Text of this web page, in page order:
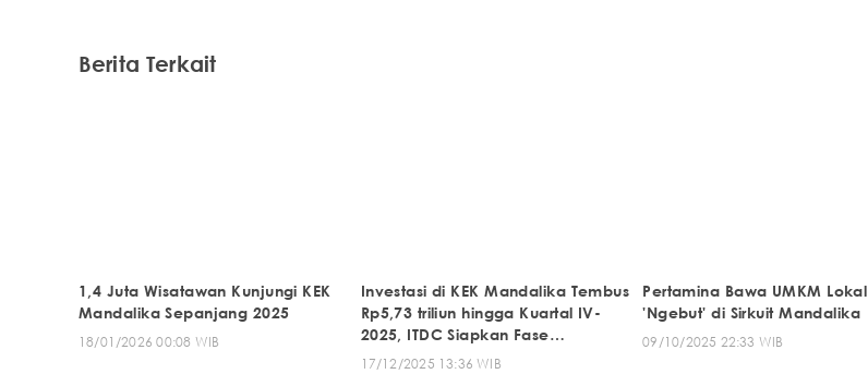
Berita Terkait
1,4 Juta Wisatawan Kunjungi KEK
Mandalika Sepanjang 2025
18/01/2026 00:08 WIB
Investasi di KEK Mandalika Tembus
Rp5,73 triliun hingga Kuartal IV-
2025, ITDC Siapkan Fase
Pengemban
17/12/2025 13:36 WIB
Pertamina Bawa UMKM Lokal
'Ngebut' di Sirkuit Mandalika
09/10/2025 22:33 WIB